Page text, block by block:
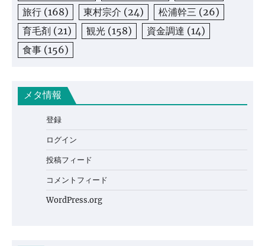
旅行 (168) 東村宗介 (24) 松浦幹三 (26)
育毛剤 (21) 観光 (158) 資金調達 (14)
食事 (156)
メタ情報
登録
ログイン
投稿フィード
コメントフィード
WordPress.org